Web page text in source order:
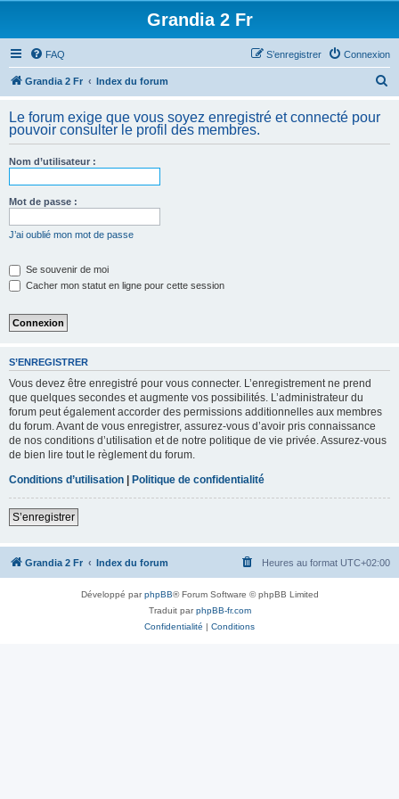
Grandia 2 Fr
FAQ Connexion
S’enregistrer
Grandia 2 Fr Index du forum
h
Le forum exige que vous soyez enregistré et connecté pour
pouvoir consulter le profil des membres.
Nom d’utilisateur :
Mot de passe :
J’ai oublié mon mot de passe
Se souvenir de moi
Cacher mon statut en ligne pour cette session
S’ENREGISTRER
Vous devez être enregistré pour vous connecter. L’enregistrement ne prend
que quelques secondes et augmente vos possibilités. L’administrateur du
forum peut également accorder des permissions additionnelles aux membres
du forum. Avant de vous enregistrer, assurez-vous d’avoir pris connaissance
de nos conditions d’utilisation et de notre politique de vie privée. Assurez-vous
de bien lire tout le règlement du forum.
Conditions d’utilisation | Politique de confidentialité
S’enregistrer
Grandia 2 Fr Index du forum Heures au format UTC+02:00
Développé parphpBB® Forum Software © phpBB Limited
Traduit parphpBB-fr.com
Confidentialité | Conditions